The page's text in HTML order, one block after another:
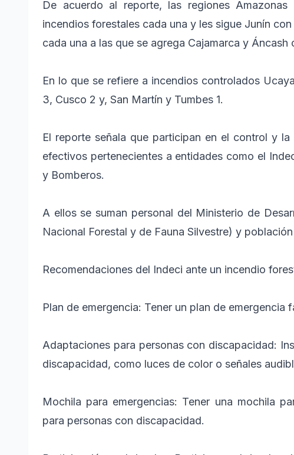
De acuerdo al reporte, las regiones
incendios forestales cada una y les sigue Junín
cada una a las que se agrega Cajamarca y Áncash
En lo que se refiere a incendios controlados
3, Cusco 2 y, San Martín y Tumbes 1.
El reporte señala que participan en el control y
efectivos pertenecientes a entidades como el
y Bomberos.
A ellos se suman personal del Ministerio de
Nacional Forestal y de Fauna Silvestre) y
Recomendaciones del Indeci ante un incendio
Plan de emergencia: Tener un plan de emergencia
Adaptaciones para personas con discapacidad:
discapacidad, como luces de color o señales
Mochila para emergencias: Tener una mochila
para personas con discapacidad.